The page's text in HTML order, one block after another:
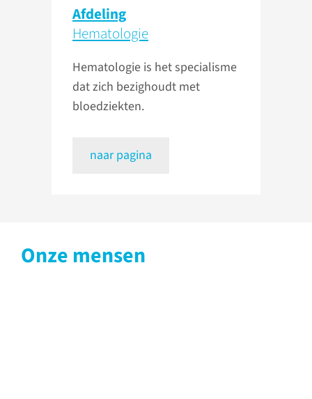
Afdeling
Hematologie
Hematologie is het specialisme
dat zich bezighoudt met
bloedziekten.
naar pagina
Onze mensen